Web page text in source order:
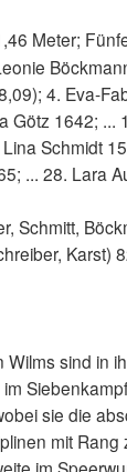
Meter;
4. Eva-
Götz 1642; ...
Schmidt
... 28. Lara
Schmitt,
Karst)
sind in
sie die
mit